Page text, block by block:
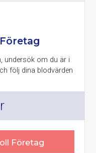
undersök om du är i
följ dina blodvärden
Företag